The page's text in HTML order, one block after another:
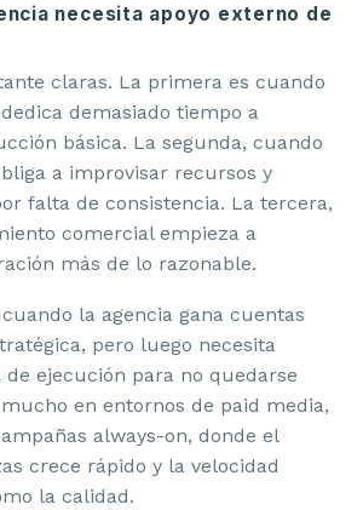
necesita apoyo externo de
claras. La primera es cuando
demasiado tiempo a
básica. La segunda, cuando
a improvisar recursos y
falta de consistencia. La tercera,
comercial empieza a
más de lo razonable.
la agencia gana cuentas
pero luego necesita
ejecución para no quedarse
en entornos de paid media,
always-on, donde el
crece rápido y la velocidad
la calidad.